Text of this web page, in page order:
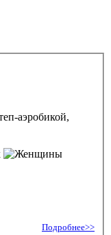
аэробикой,
Подробнее>>